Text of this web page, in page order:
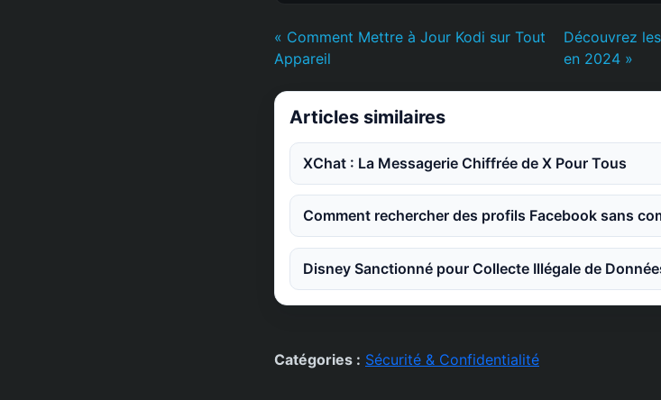
« Comment Mettre à Jour Kodi sur Tout
Appareil
Découvrez
en 2024 »
Articles similaires
XChat : La Messagerie Chiffrée de X Pour Tous
Comment rechercher des profils Facebook sans
Disney Sanctionné pour Collecte Illégale de
Catégories : Sécurité & Confidentialité